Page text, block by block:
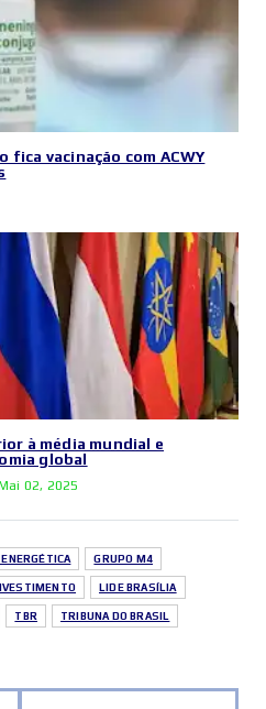
vacinação com ACWY
à média mundial e
global
02, 2025
GRUPO M4
LIDE BRASÍLIA
TBR TRIBUNA DO BRASIL